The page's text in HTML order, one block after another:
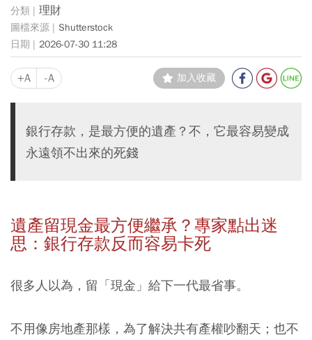
理財
Shutterstock
2026-07-30 11:28
+A -A 加入收藏
銀行存款，是最方便的遺產？不，它最容易變成
永遠領不出來的死錢
遺產留現金最方便繼承？專家點出迷
思：銀行存款反而容易卡死
很多人以為，留「現金」給下一代最省事。
不用像房地產那樣，為了解決共有產權吵翻天；也不